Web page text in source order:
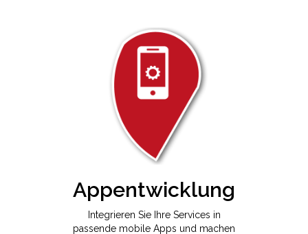
Appentwicklung
Integrieren Sie Ihre Services in
passende mobile Apps und machen